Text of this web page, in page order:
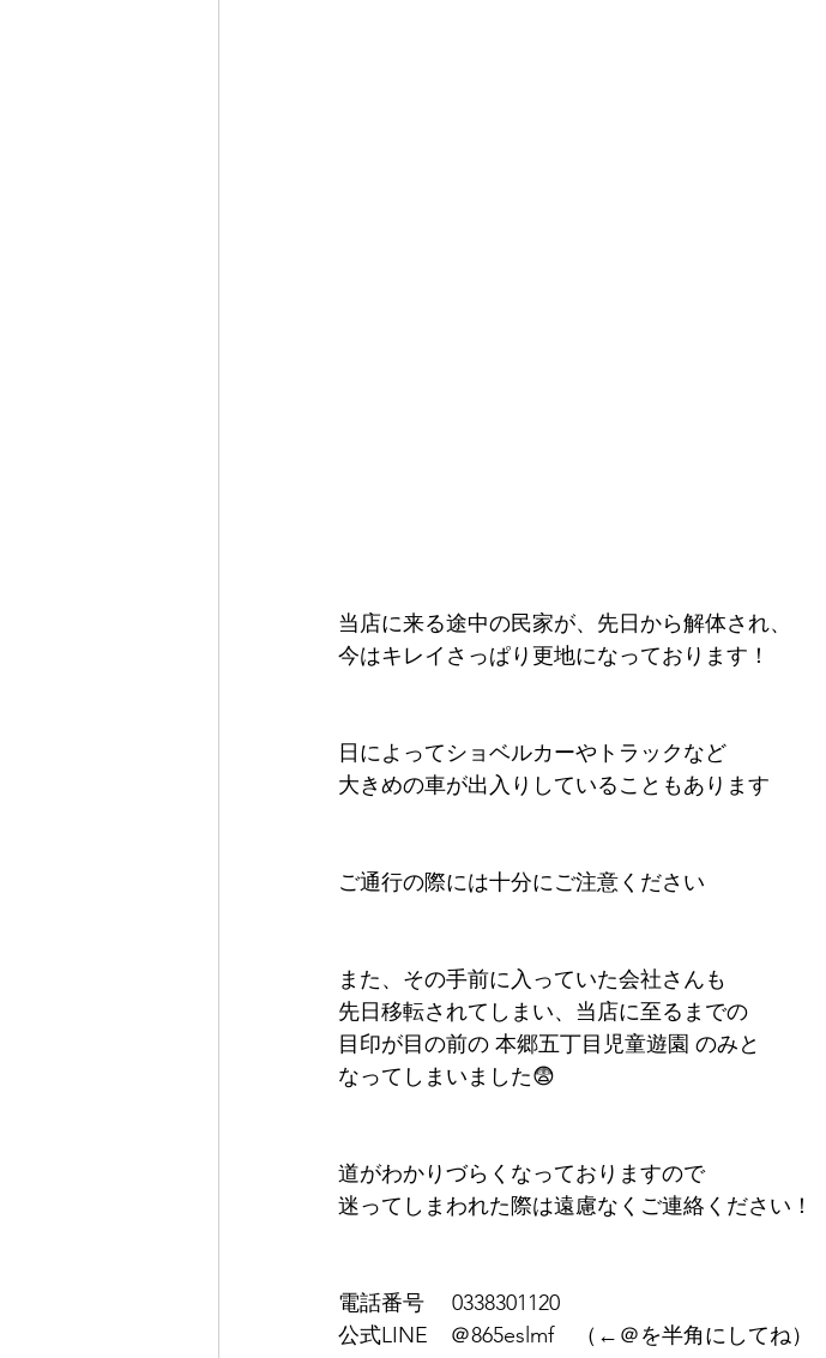
当店に来る途中の民家が、先日から解体され、
今はキレイさっぱり更地になっております！
日によってショベルカーやトラックなど
大きめの車が出入りしていることもあります
ご通行の際には十分にご注意ください
また、その手前に入っていた会社さんも
先日移転されてしまい、当店に至るまでの
目印が目の前の 本郷五丁目児童遊園 のみと
なってしまいました😨
道がわかりづらくなっておりますので
迷ってしまわれた際は遠慮なくご連絡ください！
電話番号 　0338301120
公式LINE　＠865eslmf　（←＠を半角にしてね）